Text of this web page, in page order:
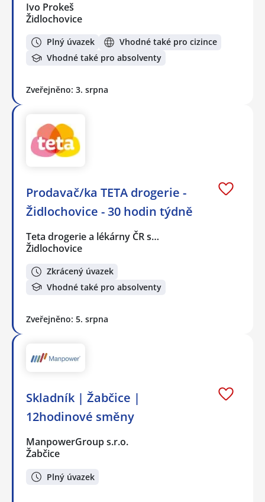
Ivo Prokeš
Židlochovice
Plný úvazek
Vhodné také pro cizince
Vhodné také pro absolventy
Zveřejněno: 3. srpna
Prodavač/ka TETA drogerie -
Židlochovice - 30 hodin týdně
Teta drogerie a lékárny ČR s…
Židlochovice
Zkrácený úvazek
Vhodné také pro absolventy
Zveřejněno: 5. srpna
Skladník | Žabčice |
12hodinové směny
ManpowerGroup s.r.o.
Žabčice
Plný úvazek